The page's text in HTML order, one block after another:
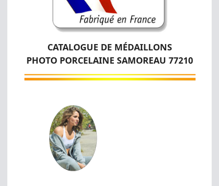
CATALOGUE DE MÉDAILLONS
PHOTO PORCELAINE SAMOREAU 77210